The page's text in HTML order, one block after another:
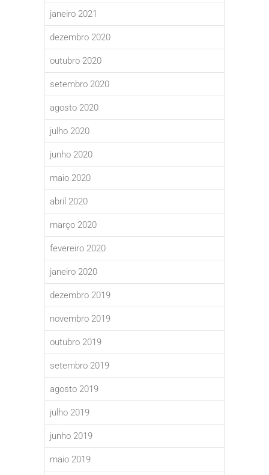
janeiro 2021
dezembro 2020
outubro 2020
setembro 2020
agosto 2020
julho 2020
junho 2020
maio 2020
abril 2020
março 2020
fevereiro 2020
janeiro 2020
dezembro 2019
novembro 2019
outubro 2019
setembro 2019
agosto 2019
julho 2019
junho 2019
maio 2019